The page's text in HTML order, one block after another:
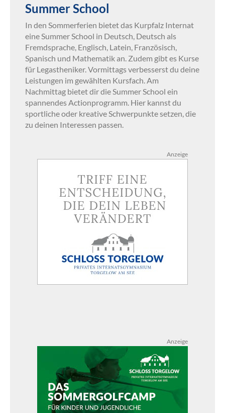
Summer School
In den Sommerferien bietet das Kurpfalz Internat
eine Summer School in Deutsch, Deutsch als
Fremdsprache, Englisch, Latein, Französisch,
Spanisch und Mathematik an. Zudem gibt es Kurse
für Legastheniker. Vormittags verbesserst du deine
Leistungen im gewählten Kursfach. Am
Nachmittag bietet dir die Summer School ein
spannendes Actionprogramm. Hier kannst du
sportliche oder kreative Schwerpunkte setzen, die
zu deinen Interessen passen.
Anzeige
Anzeige